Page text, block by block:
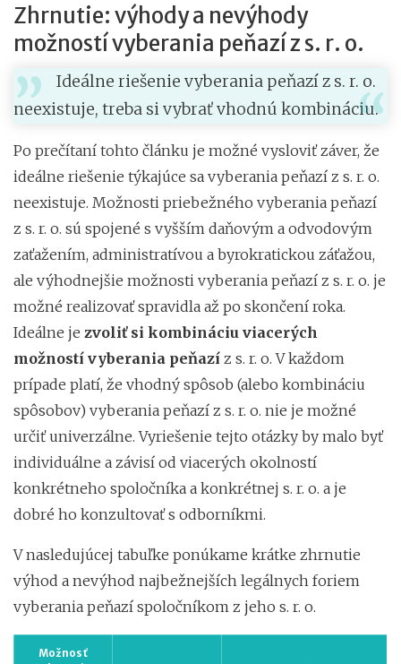
Zhrnutie: výhody a nevýhody
možností vyberania peňazí z s. r. o.
Ideálne riešenie vyberania peňazí z s. r. o.
neexistuje, treba si vybrať vhodnú kombináciu.
Po prečítaní tohto článku je možné vysloviť záver, že
ideálne riešenie týkajúce sa vyberania peňazí z s. r. o.
neexistuje. Možnosti priebežného vyberania peňazí
z s. r. o. sú spojené s vyšším daňovým a odvodovým
zaťažením, administratívou a byrokratickou záťažou,
ale výhodnejšie možnosti vyberania peňazí z s. r. o. je
možné realizovať spravidla až po skončení roka.
Ideálne je zvoliť si kombináciu viacerých
možností vyberania peňazí z s. r. o. V každom
prípade platí, že vhodný spôsob (alebo kombináciu
spôsobov) vyberania peňazí z s. r. o. nie je možné
určiť univerzálne. Vyriešenie tejto otázky by malo byť
individuálne a závisí od viacerých okolností
konkrétneho spoločníka a konkrétnej s. r. o. a je
dobré ho konzultovať s odborníkmi.
V nasledujúcej tabuľke ponúkame krátke zhrnutie
výhod a nevýhod najbežnejších legálnych foriem
vyberania peňazí spoločníkom z jeho s. r. o.
Možnosť